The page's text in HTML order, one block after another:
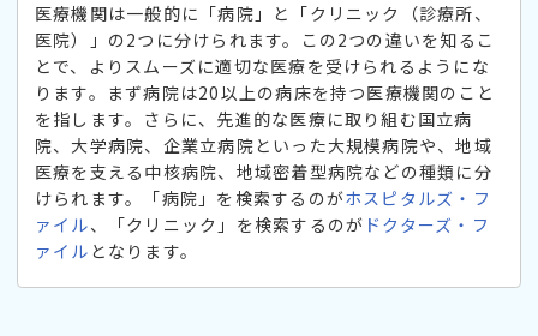
医療機関は一般的に「病院」と「クリニック（診療所、
医院）」の2つに分けられます。この2つの違いを知るこ
とで、よりスムーズに適切な医療を受けられるようにな
ります。まず病院は20以上の病床を持つ医療機関のこと
を指します。さらに、先進的な医療に取り組む国立病
院、大学病院、企業立病院といった大規模病院や、地域
医療を支える中核病院、地域密着型病院などの種類に分
けられます。「病院」を検索するのがホスピタルズ・フ
ァイル、「クリニック」を検索するのが ドクターズ・フ
ァイル となります。